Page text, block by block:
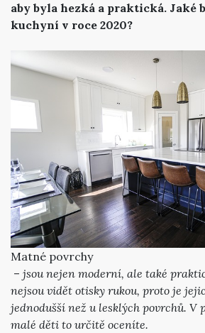
aby byla hezká a praktická. Jaké
kuchyní v roce 2020?
Matné povrchy
– jsou nejen moderní, ale také
nejsou vidět otisky rukou, proto je
jednodušší než u lesklých povrchů. V
malé děti to určitě oceníte.